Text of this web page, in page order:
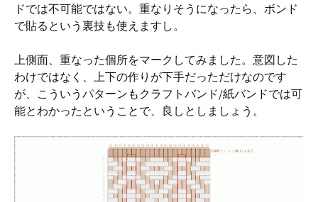
ドでは不可能ではない。重なりそうになったら、ボンド
で貼るという裏技も使えますし。
上側面、重なった個所をマークしてみました。意図した
わけではなく、上下の作りが下手だっただけなのです
が、こういうパターンもクラフトバンド/紙バンドでは可
能とわかったということで、良しとしましょう。